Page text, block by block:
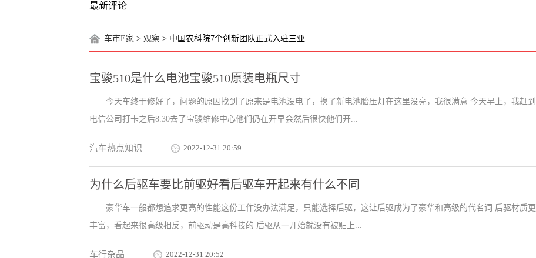
最新评论
车市E家 > 观察 > 中国农科院7个创新团队正式入驻三亚
宝骏510是什么电池宝骏510原装电瓶尺寸
今天车终于修好了，问题的原因找到了原来是电池没电了，换了新电池胎压灯在这里没亮，我很满意 今天早上，我赶到
电信公司打卡之后8.30去了宝骏维修中心他们仍在开早会然后很快他们开...
汽车热点知识 2022-12-31 20:59
为什么后驱车要比前驱好看后驱车开起来有什么不同
豪华车一般都想追求更高的性能这份工作没办法满足，只能选择后驱，这让后驱成为了豪华和高级的代名词 后驱材质更
丰富，看起来很高级相反，前驱动是高科技的 后驱从一开始就没有被贴上...
车行杂品 2022-12-31 20:52